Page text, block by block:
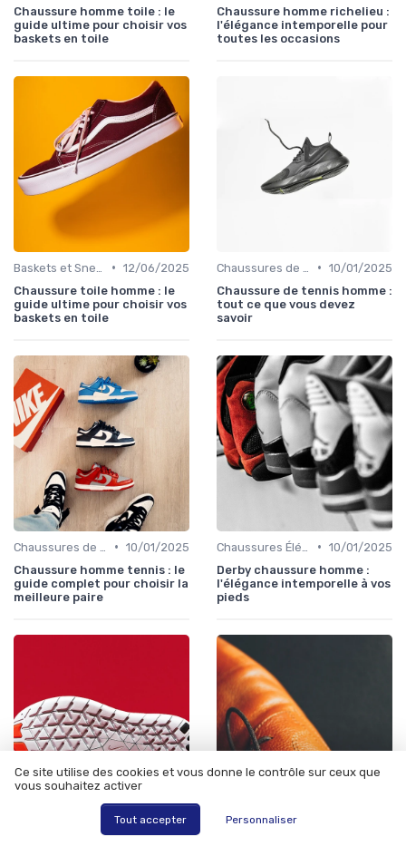
Chaussure homme toile : le
guide ultime pour choisir vos
baskets en toile
Chaussure homme richelieu :
l'élégance intemporelle pour
toutes les occasions
• 12/06/2025
Chaussure toile homme : le
guide ultime pour choisir vos
baskets en toile
• 10/01/2025
Chaussure de tennis homme :
tout ce que vous devez
savoir
• 10/01/2025
Chaussure homme tennis : le
guide complet pour choisir la
meilleure paire
• 10/01/2025
Derby chaussure homme :
l'élégance intemporelle à vos
pieds
12/06/2025
Ce site utilise des cookies et vous donne le contrôle sur ceux que
vous souhaitez activer
Tout accepter Personnaliser